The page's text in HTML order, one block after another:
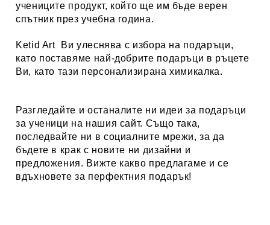
учениците продукт, който ще им бъде верен
спътник през учебна година.
Ketid ArtВи улеснява с избора на подаръци,
като поставяме най-добрите подаръци в ръцете
Ви, като тази персонализирана химикалка.
Разгледайте и останалите ни идеи за подаръци
за ученици на нашия сайт. Също така,
последвайте ни в социалните мрежи, за да
бъдете в крак с новите ни дизайни и
предложения. Вижте какво предлагаме и се
вдъхновете за перфектния подарък!